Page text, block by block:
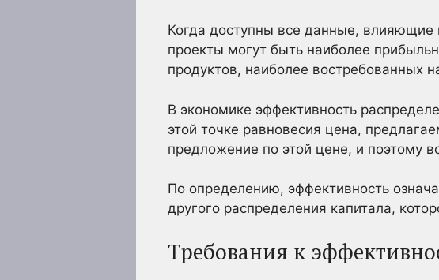
Когда доступны все данные,
проекты могут быть наиболее
продуктов, наиболее востребованных
В экономике эффективность
этой точке равновесия цена,
предложение по этой цене, и поэтому
По определению, эффективность
другого распределения капитала,
Требования к